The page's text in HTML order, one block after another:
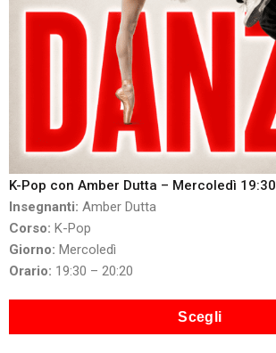
K-Pop con Amber Dutta – Mercoledì 19:30
Insegnanti: Amber Dutta
Corso: K-Pop
Giorno: Mercoledì
Orario: 19:30 – 20:20
Scegli